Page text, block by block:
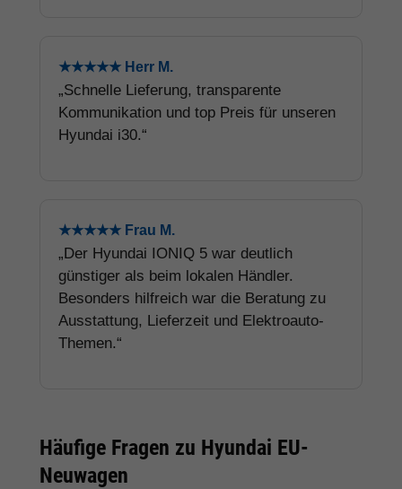
★★★★★ Herr M.
„Schnelle Lieferung, transparente
Kommunikation und top Preis für unseren
Hyundai i30.“
★★★★★ Frau M.
„Der Hyundai IONIQ 5 war deutlich
günstiger als beim lokalen Händler.
Besonders hilfreich war die Beratung zu
Ausstattung, Lieferzeit und Elektroauto-
Themen.“
Häufige Fragen zu Hyundai EU-
Neuwagen